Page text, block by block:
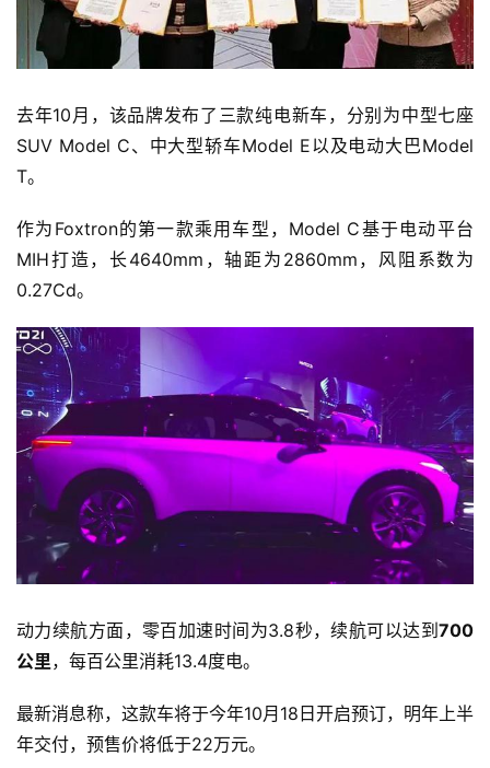
页
智
车
时
代
去年10月，该品牌发布了三款纯电新车，分别为中型七座
SUV Model C、中大型轿车Model E以及电动大巴Model
T。
作为Foxtron的第一款乘用车型，Model C基于电动平台
MIH打造，长4640mm，轴距为2860mm，风阻系数为
0.27Cd。
动力续航方面，零百加速时间为3.8秒，续航可以达到 700
公里，每百公里消耗13.4度电。
最新消息称，这款车将于今年10月18日开启预订，明年上半
年交付，预售价将低于22万元。